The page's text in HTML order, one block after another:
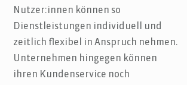
Nutzer:innen können so
Dienstleistungen individuell und
zeitlich flexibel in Anspruch nehmen.
Unternehmen hingegen können
ihren Kundenservice noch